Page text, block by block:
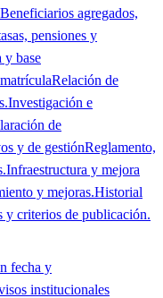
Beneficiarios agregados,
pensiones y
y base
Relación de
Investigación e
de
y de gestiónReglamento,
Infraestructura y mejora
y mejoras.Historial
y criterios de publicación.
fecha y
institucionales